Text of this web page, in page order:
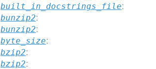
built_in_docstrings_file:
bunzip2:
bunzip2:
byte_size:
bzip2:
bzip2: